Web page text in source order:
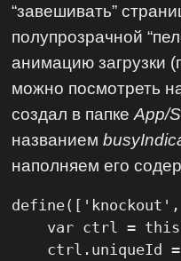
“завешивать”
полупрозрачной
анимацию загрузки
можно посмотреть
создал в папкеApp/
названием
наполняем его
var ctrl =
ctrl.uniqueId